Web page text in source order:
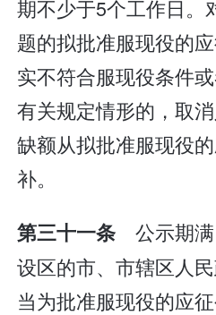
期不少于5个工作日。
题的拟批准服现役的
实不符合服现役条件
有关规定情形的，取
缺额从拟批准服现役
补。
第三十一条 公示期
设区的市、市辖区人
当为批准服现役的应